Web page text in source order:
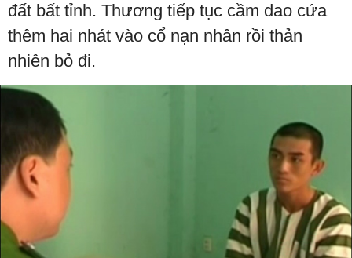
đất bất tỉnh. Thương tiếp tục cầm dao cứa
thêm hai nhát vào cổ nạn nhân rồi thản
nhiên bỏ đi.